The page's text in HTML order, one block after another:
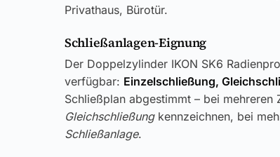
Privathaus, Bürotür.
Schließanlagen-Eignung
Der Doppelzylinder IKON SK6
verfügbar: Einzelschließung,
Schließplan abgestimmt – bei
Gleichschließungkennzeichnen, bei
Schließanlage.